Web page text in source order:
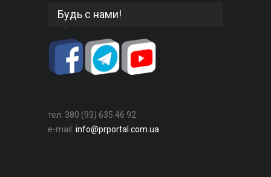
Будь с нами!
тел: 380 (93) 635 46 92
e-mail: info@prportal.com.ua